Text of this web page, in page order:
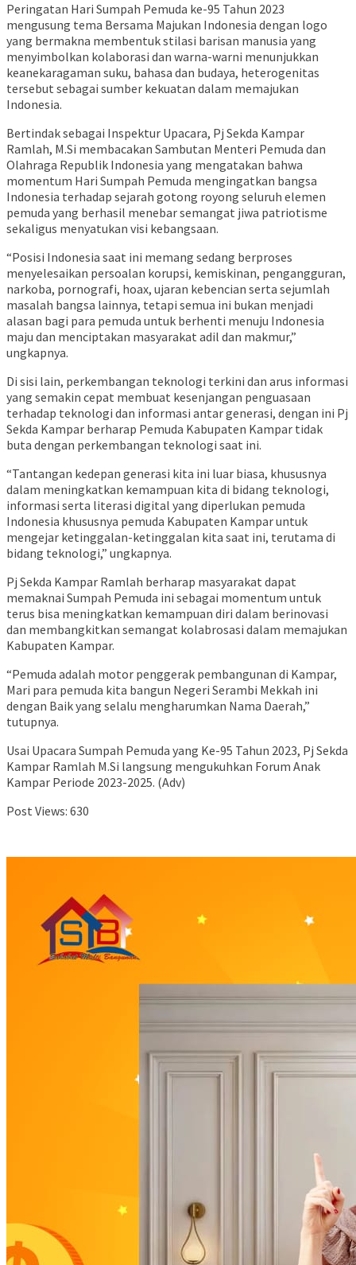
Peringatan Hari Sumpah Pemuda ke-95 Tahun 2023
mengusung tema Bersama Majukan Indonesia dengan logo
yang bermakna membentuk stilasi barisan manusia yang
menyimbolkan kolaborasi dan warna-warni menunjukkan
keanekaragaman suku, bahasa dan budaya, heterogenitas
tersebut sebagai sumber kekuatan dalam memajukan
Indonesia.
Bertindak sebagai Inspektur Upacara, Pj Sekda Kampar
Ramlah, M.Si membacakan Sambutan Menteri Pemuda dan
Olahraga Republik Indonesia yang mengatakan bahwa
momentum Hari Sumpah Pemuda mengingatkan bangsa
Indonesia terhadap sejarah gotong royong seluruh elemen
pemuda yang berhasil menebar semangat jiwa patriotisme
sekaligus menyatukan visi kebangsaan.
“Posisi Indonesia saat ini memang sedang berproses
menyelesaikan persoalan korupsi, kemiskinan, pengangguran,
narkoba, pornografi, hoax, ujaran kebencian serta sejumlah
masalah bangsa lainnya, tetapi semua ini bukan menjadi
alasan bagi para pemuda untuk berhenti menuju Indonesia
maju dan menciptakan masyarakat adil dan makmur,”
ungkapnya.
Di sisi lain, perkembangan teknologi terkini dan arus informasi
yang semakin cepat membuat kesenjangan penguasaan
terhadap teknologi dan informasi antar generasi, dengan ini Pj
Sekda Kampar berharap Pemuda Kabupaten Kampar tidak
buta dengan perkembangan teknologi saat ini.
“Tantangan kedepan generasi kita ini luar biasa, khususnya
dalam meningkatkan kemampuan kita di bidang teknologi,
informasi serta literasi digital yang diperlukan pemuda
Indonesia khususnya pemuda Kabupaten Kampar untuk
mengejar ketinggalan-ketinggalan kita saat ini, terutama di
bidang teknologi,” ungkapnya.
Pj Sekda Kampar Ramlah berharap masyarakat dapat
memaknai Sumpah Pemuda ini sebagai momentum untuk
terus bisa meningkatkan kemampuan diri dalam berinovasi
dan membangkitkan semangat kolabrosasi dalam memajukan
Kabupaten Kampar.
“Pemuda adalah motor penggerak pembangunan di Kampar,
Mari para pemuda kita bangun Negeri Serambi Mekkah ini
dengan Baik yang selalu mengharumkan Nama Daerah,”
tutupnya.
Usai Upacara Sumpah Pemuda yang Ke-95 Tahun 2023, Pj Sekda
Kampar Ramlah M.Si langsung mengukuhkan Forum Anak
Kampar Periode 2023-2025. (Adv)
Post Views: 630